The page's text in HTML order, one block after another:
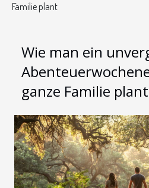
Familie plant
Wie man ein
ganze Familie plant